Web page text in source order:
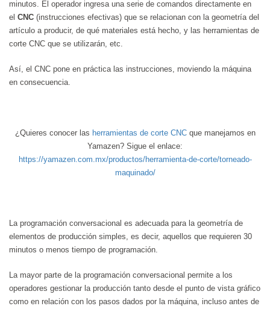
minutos. El operador ingresa una serie de comandos directamente en
el CNC (instrucciones efectivas) que se relacionan con la geometría del
artículo a producir, de qué materiales está hecho, y las herramientas de
corte CNC que se utilizarán, etc.
Así, el CNC pone en práctica las instrucciones, moviendo la máquina
en consecuencia.
¿Quieres conocer las herramientas de corte CNCque manejamos en
Yamazen? Sigue el enlace:
https://yamazen.com.mx/productos/herramienta-de-corte/torneado-
maquinado/
La programación conversacional es adecuada para la geometría de
elementos de producción simples, es decir, aquellos que requieren 30
minutos o menos tiempo de programación.
La mayor parte de la programación conversacional permite a los
operadores gestionar la producción tanto desde el punto de vista gráfico
como en relación con los pasos dados por la máquina, incluso antes de